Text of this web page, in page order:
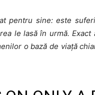
pentru sine: este
le lasă în urmă. Exact
o bază de viață